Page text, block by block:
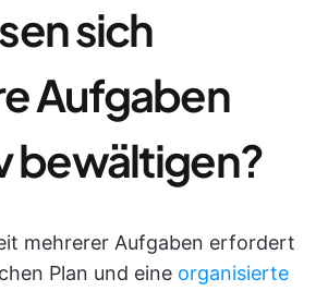
sich
Aufgaben
bewältigen?
mehrerer Aufgaben erfordert
Plan und eine organisierte